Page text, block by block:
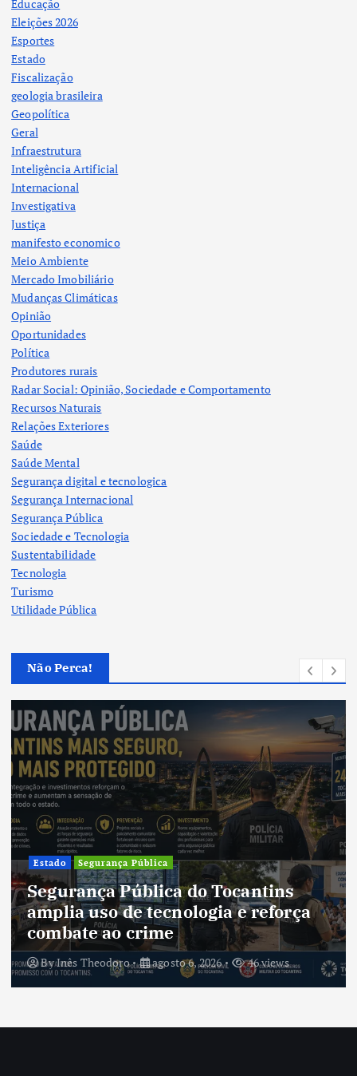
Educação
Eleições 2026
Esportes
Estado
Fiscalização
geologia brasileira
Geopolítica
Geral
Infraestrutura
Inteligência Artificial
Internacional
Investigativa
Justiça
manifesto economico
Meio Ambiente
Mercado Imobiliário
Mudanças Climáticas
Opinião
Oportunidades
Política
Produtores rurais
Radar Social: Opinião, Sociedade e Comportamento
Recursos Naturais
Relações Exteriores
Saúde
Saúde Mental
Segurança digital e tecnologica
Segurança Internacional
Segurança Pública
Sociedade e Tecnologia
Sustentabilidade
Tecnologia
Turismo
Utilidade Pública
Não Perca!
Cultura
Cultura do Tocantins preserva
tradições e fortalece identidade de
um estado em constante
transformação
ByInês Theodoro agosto 5, 2026 41 views